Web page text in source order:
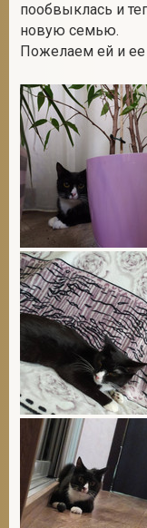
пообвыклась и
новую семью.
Пожелаем ей и ее